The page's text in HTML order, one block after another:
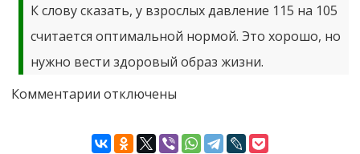
К слову сказать, у взрослых давление 115 на 105
считается оптимальной нормой. Это хорошо, но
нужно вести здоровый образ жизни.
Комментарии к
Ирина
Викторовна
отключены